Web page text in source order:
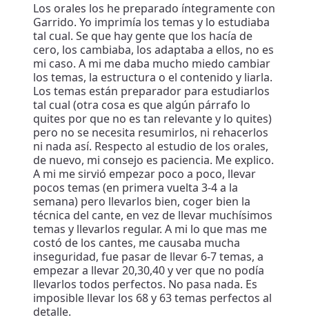
Los orales los he preparado íntegramente con
Garrido. Yo imprimía los temas y lo estudiaba
tal cual. Se que hay gente que los hacía de
cero, los cambiaba, los adaptaba a ellos, no es
mi caso. A mi me daba mucho miedo cambiar
los temas, la estructura o el contenido y liarla.
Los temas están preparador para estudiarlos
tal cual (otra cosa es que algún párrafo lo
quites por que no es tan relevante y lo quites)
pero no se necesita resumirlos, ni rehacerlos
ni nada así. Respecto al estudio de los orales,
de nuevo, mi consejo es paciencia. Me explico.
A mi me sirvió empezar poco a poco, llevar
pocos temas (en primera vuelta 3-4 a la
semana) pero llevarlos bien, coger bien la
técnica del cante, en vez de llevar muchísimos
temas y llevarlos regular. A mi lo que mas me
costó de los cantes, me causaba mucha
inseguridad, fue pasar de llevar 6-7 temas, a
empezar a llevar 20,30,40 y ver que no podía
llevarlos todos perfectos. No pasa nada. Es
imposible llevar los 68 y 63 temas perfectos al
detalle.